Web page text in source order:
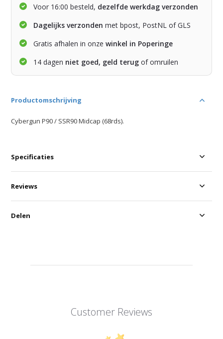
Voor 16:00 besteld, dezelfde werkdag verzonden
Dagelijks verzonden met bpost, PostNL of GLS
Gratis afhalen in onzewinkel in Poperinge
14 dagen niet goed, geld terug of omruilen
Productomschrijving
Cybergun P90 / SSR90 Midcap (68rds).
Specificaties
Customer Reviews
Reviews
Delen